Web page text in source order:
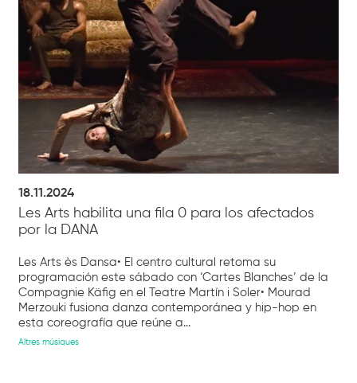
18.11.2024
Les Arts habilita una fila 0 para los afectados
por la DANA
Les Arts ès Dansa• El centro cultural retoma su
programación este sábado con ‘Cartes Blanches’ de la
Compagnie Käfig en el Teatre Martín i Soler• Mourad
Merzouki fusiona danza contemporánea y hip-hop en
esta coreografía que reúne a...
Altres músiques